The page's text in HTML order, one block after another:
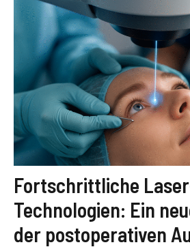
Fortschrittliche
Technologien: Ein
der postoperativen